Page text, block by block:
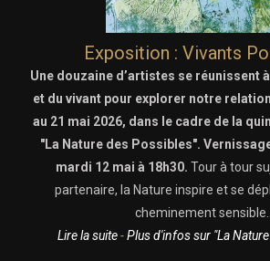
Exposition : Vivants
Une douzaine d’artistes se réunissent
et du vivant pour explorer notre
au 21 mai 2026, dans le cadre de la
"La Nature des Possibles".
mardi 12 mai à 18h30. Tour à tour
partenaire, la Nature inspire et se
cheminement sensible...
Lire la suite-Plus d'infos sur "La